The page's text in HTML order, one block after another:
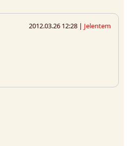
2012.03.26 12:28 | Jelentem